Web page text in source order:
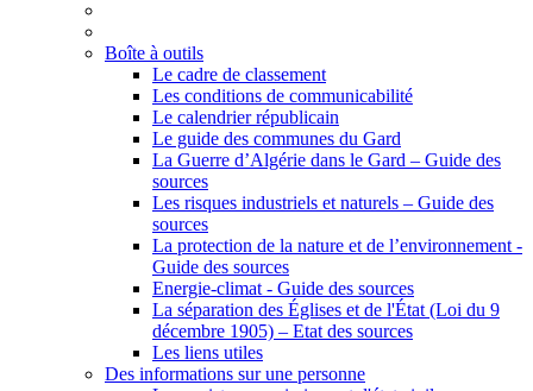
Boîte à outils
Le cadre de classement
Les conditions de communicabilité
Le calendrier républicain
Le guide des communes du Gard
La Guerre d’Algérie dans le Gard – Guide des
sources
Les risques industriels et naturels – Guide des
sources
La protection de la nature et de l’environnement -
Guide des sources
Energie-climat - Guide des sources
La séparation des Églises et de l'État (Loi du 9
décembre 1905) – Etat des sources
Les liens utiles
Des informations sur une personne